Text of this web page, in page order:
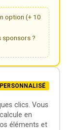
option (+ 10
sponsors ?
PERSONNALISÉ
clics. Vous
en
éléments et